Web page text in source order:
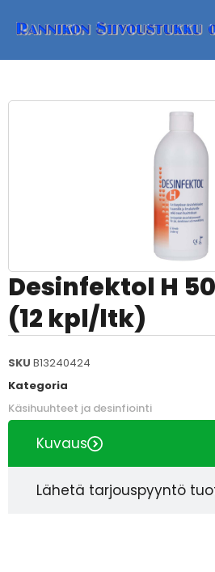
Desinfektol H
(12 kpl/ltk)
SKU B13240424
Kategoria
Käsihuuhteet ja desinfiointi
Kuvaus
Lähetä tarjouspyyntö